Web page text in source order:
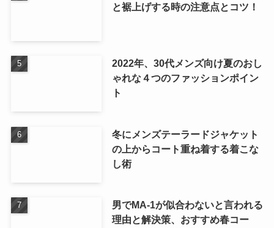
と裾上げする時の注意点とコツ！
2022年、30代メンズ向け夏のおし
ゃれな４つのファッションポイン
ト
冬にメンズテーラードジャケット
の上からコート重ね着する着こな
し術
男でMA-1が似合わないと言われる
理由と解決策、おすすめ春コー